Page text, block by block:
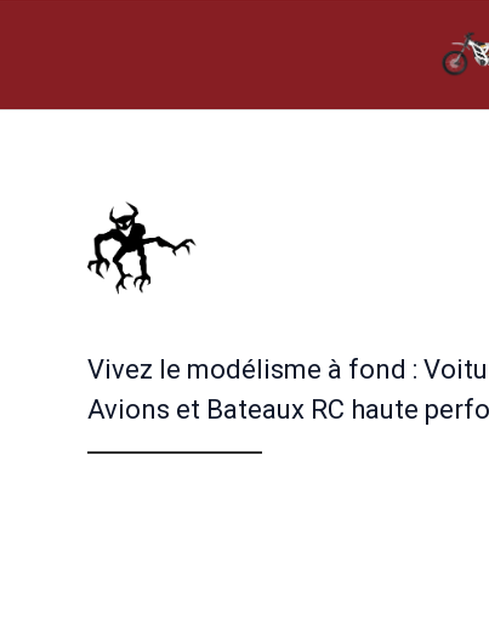
Vivez le modélisme à fond :
Avions et Bateaux RC haute